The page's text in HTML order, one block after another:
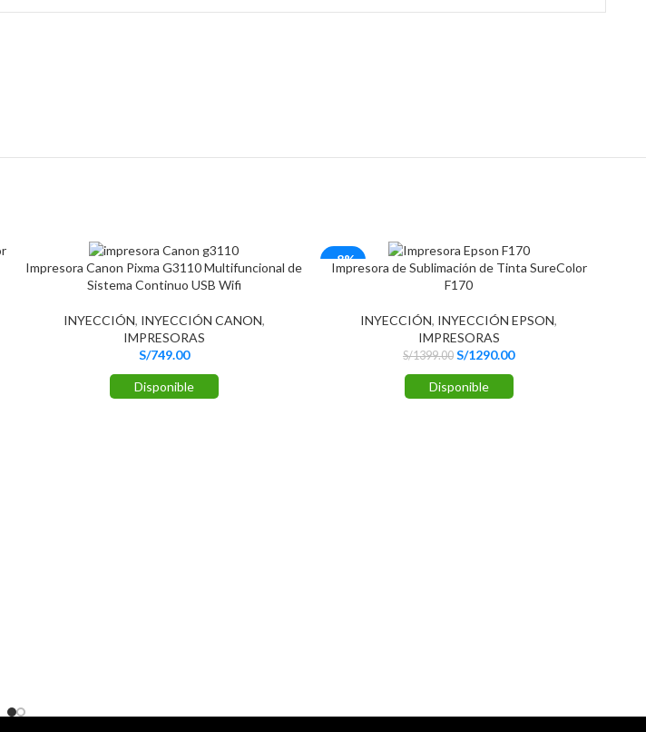
Impresora Canon Pixma G3110 Multifuncional de
Sistema Continuo USB Wifi
INYECCIÓN, INYECCIÓN CANON,
IMPRESORAS
S/749.00
Disponible
-8%
Impresora de Sublimación de Tinta SureColor
F170
INYECCIÓN, INYECCIÓN EPSON,
IMPRESORAS
S/1399.00 S/1290.00
Disponible